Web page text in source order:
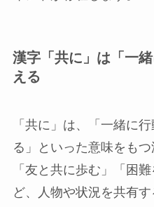
漢字「共に」は「一
える
「共に」は、「一緒に
る」といった意味をも
「友と共に歩む」「困
ど、人物や状況を共有